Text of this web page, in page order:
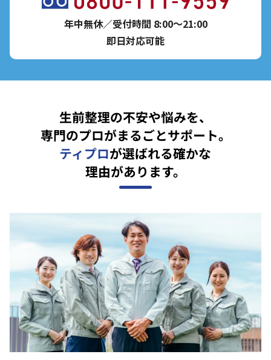
年中無休／受付時間 8:00～21:00
即日対応可能
生前整理の不安や悩みを、
専門のプロがまるごとサポート。
ティプロが選ばれる確かな
理由があります。